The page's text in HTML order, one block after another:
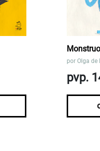
porOlga de
pvp.